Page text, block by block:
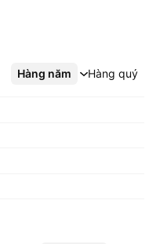
Hàng năm Hàng quý
Xem thêm